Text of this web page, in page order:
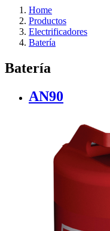
Home
Productos
Electrificadores
Batería
Batería
AN90